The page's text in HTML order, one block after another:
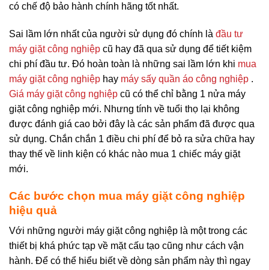
có chế độ bảo hành chính hãng tốt nhất.
Sai lầm lớn nhất của người sử dụng đó chính là đầu tư
máy giặt công nghiệp cũ hay đã qua sử dụng để tiết kiệm
chi phí đầu tư. Đó hoàn toàn là những sai lầm lớn khi mua
máy giặt công nghiệp hay máy sấy quần áo công nghiệp .
Giá máy giặt công nghiệp cũ có thể chỉ bằng 1 nửa máy
giặt công nghiệp mới. Nhưng tính về tuổi thọ lại không
được đánh giá cao bởi đây là các sản phẩm đã được qua
sử dụng. Chắn chắn 1 điều chi phí để bỏ ra sửa chữa hay
thay thế về linh kiện có khác nào mua 1 chiếc máy giặt
mới.
Các bước chọn mua máy giặt công nghiệp
hiệu quả
Với những người máy giặt công nghiệp là một trong các
thiết bị khá phức tạp về mặt cấu tạo cũng như cách vận
hành. Để có thể hiểu biết về dòng sản phẩm này thì ngay